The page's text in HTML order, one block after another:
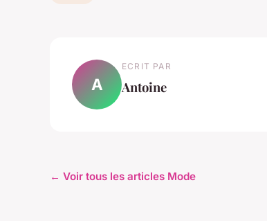
A
ECRIT PAR
Antoine
← Voir tous les articles Mode